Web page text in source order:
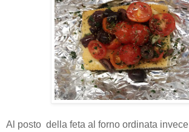
Al posto della feta al forno ordinata